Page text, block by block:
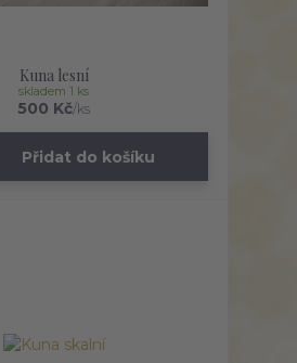
Kuna lesní
500 Kč/ks
skladem 1 ks
Přidat do košíku